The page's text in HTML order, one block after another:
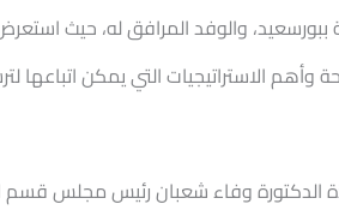
ببورسعيد، والوفد المرافق له، حيث
الاستراتيجيات التي يمكن اتباعها
الدكتورة وفاء شعبان رئيس مجلس قسم